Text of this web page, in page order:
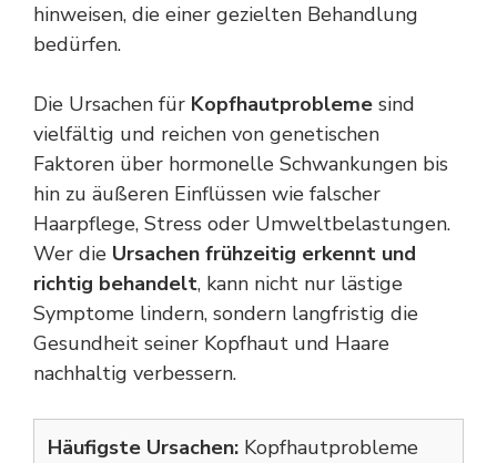
hinweisen, die einer gezielten Behandlung
bedürfen.
Die Ursachen für Kopfhautprobleme sind
vielfältig und reichen von genetischen
Faktoren über hormonelle Schwankungen bis
hin zu äußeren Einflüssen wie falscher
Haarpflege, Stress oder Umweltbelastungen.
Wer die Ursachen frühzeitig erkennt und
richtig behandelt, kann nicht nur lästige
Symptome lindern, sondern langfristig die
Gesundheit seiner Kopfhaut und Haare
nachhaltig verbessern.
Häufigste Ursachen: Kopfhautprobleme